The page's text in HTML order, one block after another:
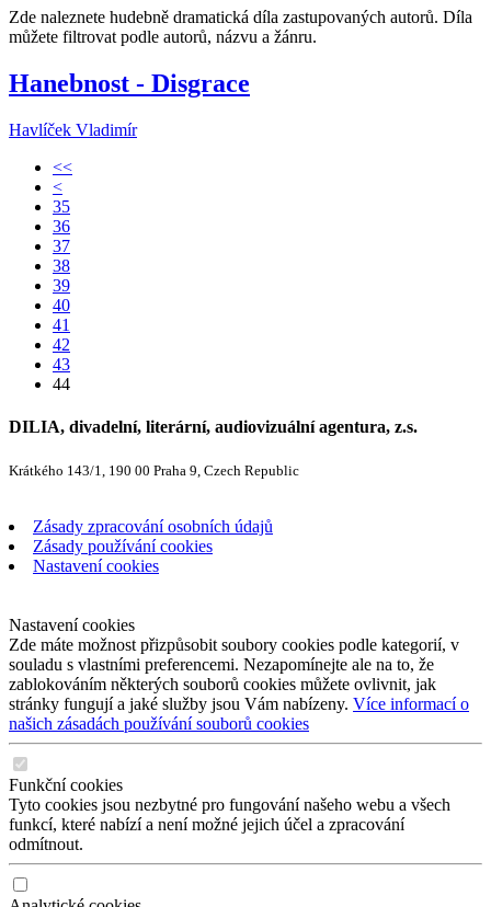
Zde naleznete hudebně dramatická díla zastupovaných autorů. Díla
můžete filtrovat podle autorů, názvu a žánru.
Hanebnost - Disgrace
Havlíček Vladimír
<<
<
35
36
37
38
39
40
41
42
43
44
DILIA, divadelní, literární, audiovizuální agentura, z.s.
Krátkého 143/1, 190 00 Praha 9, Czech Republic
Zásady zpracování osobních údajů
Zásady používání cookies
Nastavení cookies
Nastavení cookies
Zde máte možnost přizpůsobit soubory cookies podle kategorií, v
souladu s vlastními preferencemi. Nezapomínejte ale na to, že
zablokováním některých souborů cookies můžete ovlivnit, jak
stránky fungují a jaké služby jsou Vám nabízeny. Více informací o
našich zásadách používání souborů cookies
Funkční cookies
Tyto cookies jsou nezbytné pro fungování našeho webu a všech
funkcí, které nabízí a není možné jejich účel a zpracování
odmítnout.